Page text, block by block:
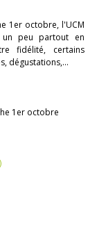
1er octobre, l'UCM
un peu partout en
fidélité, certains
dégustations,...
1er octobre